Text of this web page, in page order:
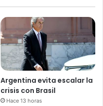
Argentina evita escalar la
crisis con Brasil
Hace 13 horas